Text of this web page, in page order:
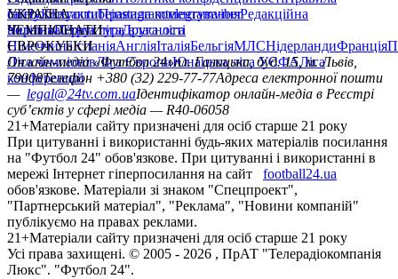
сайтуКонтактиПравила коментуванняРедакційна
політикаСтруктура власності
facebookxyoutubeinstagramtelegramviber
УКРАЇНА
УкраїнаПерша лігаДруга ліга
ЧЕМПІОНАТИ
НімеччинаІспаніяАнгліяІталіяБельгіяМЛСНідерландиФранція
ЄВРОКУБКИ
Ліга чемпіонівЛіга ЄвропиЮнацька ліга УЄФАЛіга
конференцій
Онлайн-медіа «Футбол 24»пл. Галицька, буд. 15, м. Львів,
79008Телефон +380 (32) 229-77-77Адреса електронної пошти
— legal@24tv.com.uaІдентифікатор онлайн-медіа в Реєстрі
суб’єктів у сфері медіа — R40-06058
21+Матеріали сайту призначені для осіб старше 21 року
При цитуванні і використанні будь-яких матеріалів посилання
на "Футбол 24" обов'язкове. При цитуванні і використанні в
мережі Інтернет гіперпосилання на сайт
football24.ua
обов'язкове. Матеріали зі знаком "Спецпроект",
"Партнерський матеріал", "Реклама", "Новини компаній"
публікуємо на правах реклами.
21+Матеріали сайту призначені для осіб старше 21 року
Усi права захищенi. © 2005 - 2026 , ПрАТ "Телерадіокомпанія
Люкс". "Футбол 24".